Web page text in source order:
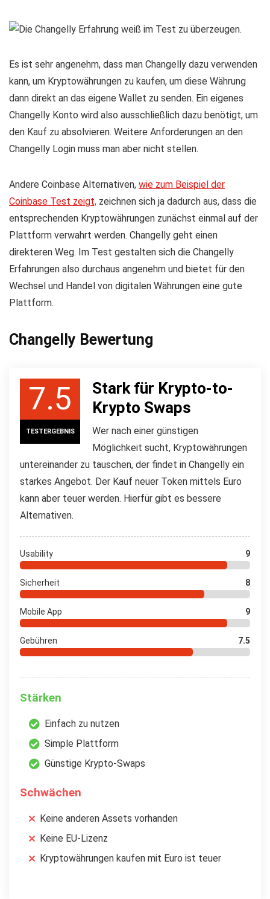
Es ist sehr angenehm, dass man Changelly dazu verwenden
kann, um Kryptowährungen zu kaufen, um diese Währung
dann direkt an das eigene Wallet zu senden. Ein eigenes
Changelly Konto wird also ausschließlich dazu benötigt, um
den Kauf zu absolvieren. Weitere Anforderungen an den
Changelly Login muss man aber nicht stellen.
Andere Coinbase Alternativen, wie zum Beispiel der
Coinbase Test zeigt, zeichnen sich ja dadurch aus, dass die
entsprechenden Kryptowährungen zunächst einmal auf der
Plattform verwahrt werden. Changelly geht einen
direkteren Weg. Im Test gestalten sich die Changelly
Erfahrungen also durchaus angenehm und bietet für den
Wechsel und Handel von digitalen Währungen eine gute
Plattform.
Changelly Bewertung
7.5
TESTERGEBNIS
Stark für Krypto-to-
Krypto Swaps
Wer nach einer günstigen
Möglichkeit sucht, Kryptowährungen
untereinander zu tauschen, der findet in Changelly ein
starkes Angebot. Der Kauf neuer Token mittels Euro
kann aber teuer werden. Hierfür gibt es bessere
Alternativen.
Usability 9
Sicherheit 8
Mobile App 9
Gebühren 7.5
Stärken
Einfach zu nutzen
Simple Plattform
Günstige Krypto-Swaps
Schwächen
Keine anderen Assets vorhanden
Keine EU-Lizenz
Kryptowährungen kaufen mit Euro ist teuer